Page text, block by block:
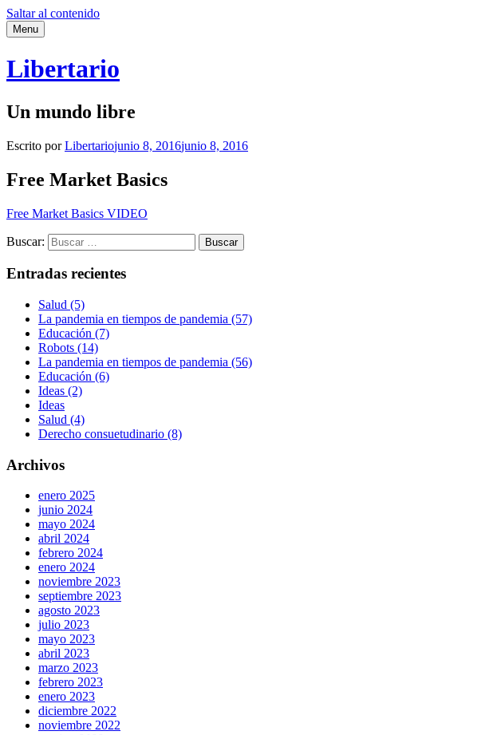
Saltar al contenido
Menu
Libertario
Un mundo libre
Escrito porLibertariojunio 8, 2016junio 8, 2016
Free Market Basics
Free Market Basics VIDEO
Buscar:
Entradas recientes
Salud (5)
La pandemia en tiempos de pandemia (57)
Educación (7)
Robots (14)
La pandemia en tiempos de pandemia (56)
Educación (6)
Ideas (2)
Ideas
Salud (4)
Derecho consuetudinario (8)
Archivos
enero 2025
junio 2024
mayo 2024
abril 2024
febrero 2024
enero 2024
noviembre 2023
septiembre 2023
agosto 2023
julio 2023
mayo 2023
abril 2023
marzo 2023
febrero 2023
enero 2023
diciembre 2022
noviembre 2022